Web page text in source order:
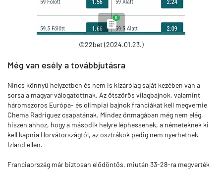
©22bet (2024.01.23.)
Még van esély a továbbjutásra
Nincs könnyű helyzetben és nem is kizárólag saját kezében van a
sorsa a magyar válogatottnak. Az ötszörös világbajnok, valamint
háromszoros Európa- és olimpiai bajnok franciákat kell megvernie
Chema Radriguez csapatának. Mindez önmagában még nem elég,
hiszen ahhoz, hogy a második helyre léphessenek, a németeknek ki
kell kapnia Horvátországtól, az osztrákok pedig nem nyerhetnek
Izland ellen.
Franciaország már biztosan elődöntős, miután 33-28-ra megverték